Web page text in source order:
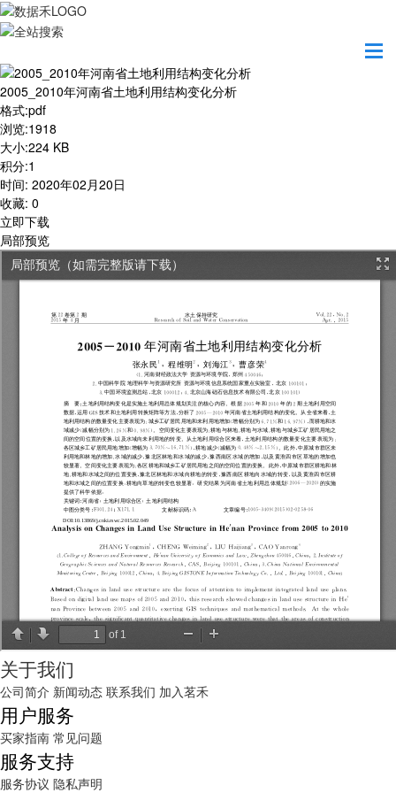
2005_2010年河南省土地利用结构变化分析
格式:pdf
浏览:1918
大小:224 KB
积分:1
时间: 2020年02月20日
收藏: 0
立即下载
局部预览
关于我们
公司简介 新闻动态 联系我们 加入茗禾
用户服务
买家指南 常见问题
服务支持
服务协议 隐私声明